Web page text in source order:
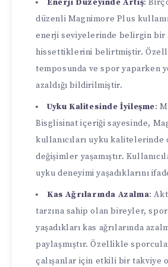
düzenli Magnimore Plus
enerji seviyelerinde belirgin bir
hissettiklerini belirtmiştir.
temposunda ve spor yaparken
azaldığı bildirilmiştir.
Uyku Kalitesinde İyileşme:
Bisglisinat içeriği sayesinde,
kullanıcıları uyku kalitelerinde
değişimler yaşamıştır.
uyku deneyimi yaşadıklarını
Kas Ağrılarında Azalma:
tarzına sahip olan bireyler, spor
yaşadıkları kas ağrılarında
paylaşmıştır. Özellikle
çalışanlar için etkili bir takviye